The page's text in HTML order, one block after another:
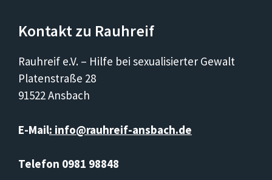
Kontakt zu Rauhreif
Rauhreif e.V. – Hilfe bei sexualisierter Gewalt
Platenstraße 28
91522 Ansbach
E-Mail: info@rauhreif-ansbach.de
Telefon 0981 98848